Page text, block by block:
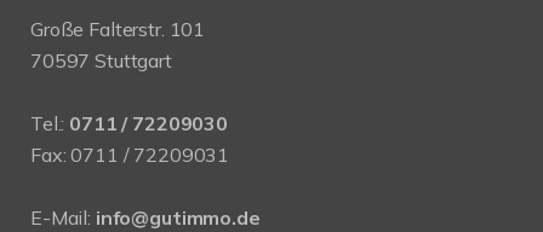
Große Falterstr. 101
70597 Stuttgart
Tel.: 0711 / 72209030
Fax: 0711 / 72209031
E-Mail: info@gutimmo.de